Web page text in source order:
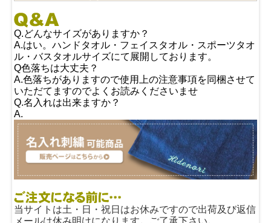
Q.どんなサイズがありますか？
A.はい。ハンドタオル・フェイスタオル・スポーツタオ
ル・バスタオルサイズにて展開しております。
Q色落ちは大丈夫？
A.色落ちがありますので使用上の注意事項を同梱させて
いただてますのでよくお読みくださいませ
Q.名入れは出来ますか？
A.
当サイトは土・日・祝日はお休みですので出荷及び返信
メールは休み明けになります。ご了承下さい。